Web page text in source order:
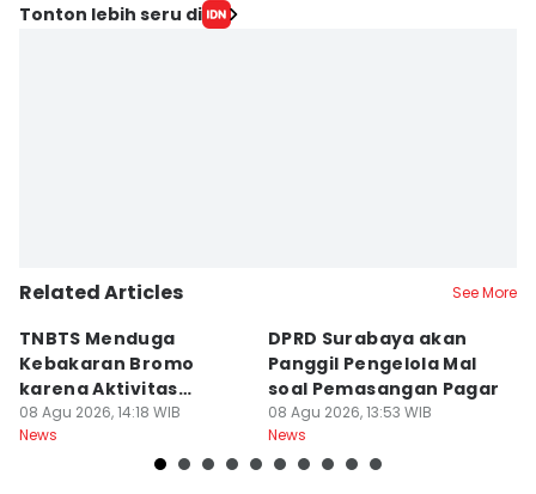
Tonton lebih seru di
Related Articles See More
TNBTS Menduga
Kebakaran Bromo
karena Aktivitas
Manusia
08 Agu 2026, 14:18 WIB
News
DPRD Surabaya akan
Panggil Pengelola Mal
soal Pemasangan Pagar
08 Agu 2026, 13:53 WIB
News